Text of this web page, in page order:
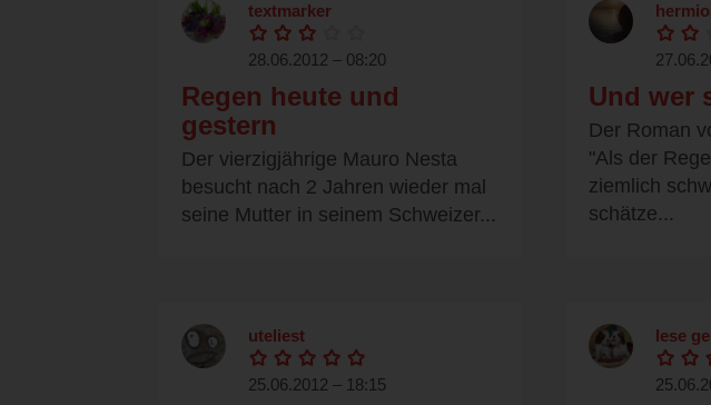
textmarker
28.06.2012 – 08:20
Regen heute und
gestern
Der vierzigjährige Mauro Nesta
besucht nach 2 Jahren wieder mal
seine Mutter in seinem Schweizer...
Und wer
Der Roman
"Als der
ziemlich
schätze...
uteliest
25.06.2012 – 18:15
lese